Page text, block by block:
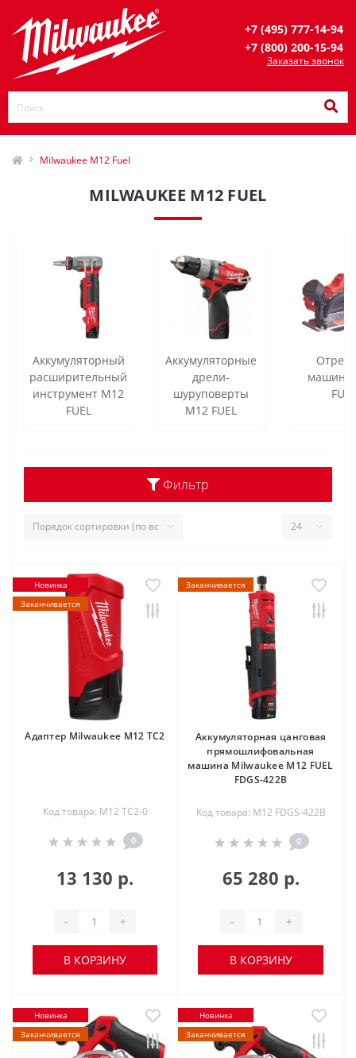
+7 (495) 777-14-94
+7 (800) 200-15-94
Заказать звонок
Milwaukee M12 Fuel
MILWAUKEE M12 FUEL
Аккумуляторный
расширительный
инструмент M12
FUEL
Аккумуляторные
дрели-
шуруповерты
M12 FUEL
машины
FUEL
Фильтр
Новинка
Заканчивается
Адаптер Milwaukee M12 TC2
Код товара: M12 TC2-0
0
13 130 р.
- +
В КОРЗИНУ
Заканчивается
Аккумуляторная цанговая
прямошлифовальная
машина Milwaukee M12 FUEL
FDGS-422B
Код товара: M12 FDGS-422B
0
65 280 р.
- +
В КОРЗИНУ
Новинка
Заканчивается
Новинка
Заканчивается